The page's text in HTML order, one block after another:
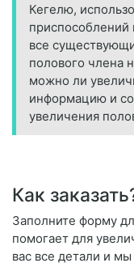
Кегелю,
приспособлений
все
полового члена
можно ли
информацию и
увеличения
Как
Заполните форму
помогает для
вас все детали и